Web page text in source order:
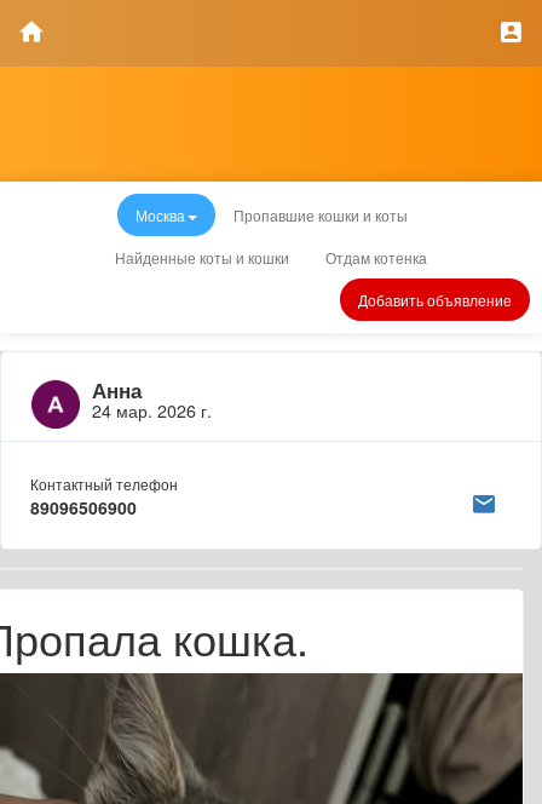
Москва Пропавшие кошки и коты
Найденные коты и кошки Отдам котенка
Добавить объявление
Анна
24 мар. 2026 г.
Контактный телефон
89096506900
кошка.